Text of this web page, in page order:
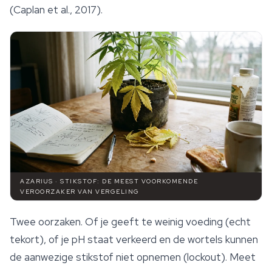
(Caplan et al., 2017).
AZARIUS · STIKSTOF: DE MEEST VOORKOMENDE
VEROORZAKER VAN VERGELING
Twee oorzaken. Of je geeft te weinig voeding (echt
tekort), of je pH staat verkeerd en de wortels kunnen
de aanwezige stikstof niet opnemen (lockout). Meet